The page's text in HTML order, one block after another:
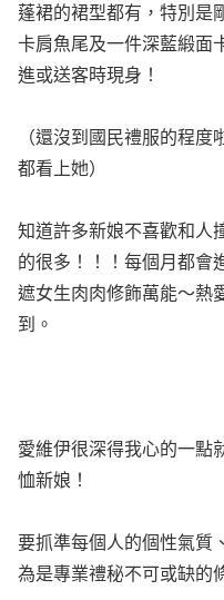
蓬裙的裙型都有，特別是
卡肩魚尾及一件深藍緞面
進或送客時現身！
（還沒到國民禮服的程
都看上她）
知道許多新娘不喜歡和人
的很多！！！每個月都會
遮女生肉肉修飾萬能～熱
到。
愛維伊很深得我心的一點
恤新娘！
要抓準每個人的個性氣質
為是專業禮秘不可或缺的